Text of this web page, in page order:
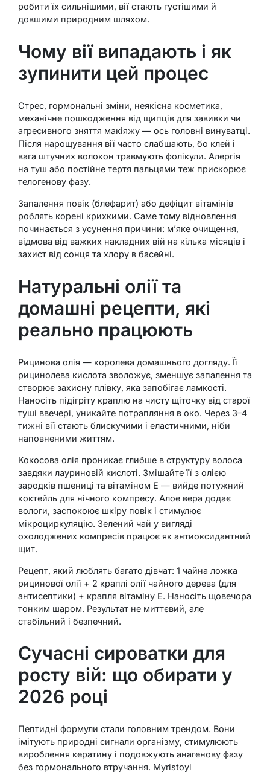
робити їх сильнішими, вії стають густішими й
довшими природним шляхом.
Чому вії випадають і як
зупинити цей процес
Стрес, гормональні зміни, неякісна косметика,
механічне пошкодження від щипців для завивки чи
агресивного зняття макіяжу — ось головні винуватці.
Після нарощування вії часто слабшають, бо клей і
вага штучних волокон травмують фолікули. Алергія
на туш або постійне тертя пальцями теж прискорює
телогенову фазу.
Запалення повік (блефарит) або дефіцит вітамінів
роблять корені крихкими. Саме тому відновлення
починається з усунення причини: м’яке очищення,
відмова від важких накладних вій на кілька місяців і
захист від сонця та хлору в басейні.
Натуральні олії та
домашні рецепти, які
реально працюють
Рицинова олія — королева домашнього догляду. Її
рицинолева кислота зволожує, зменшує запалення та
створює захисну плівку, яка запобігає ламкості.
Наносіть підігріту краплю на чисту щіточку від старої
туші ввечері, уникайте потрапляння в око. Через 3–4
тижні вії стають блискучими і еластичними, ніби
наповненими життям.
Кокосова олія проникає глибше в структуру волоса
завдяки лауриновій кислоті. Змішайте її з олією
зародків пшениці та вітаміном Е — вийде потужний
коктейль для нічного компресу. Алое вера додає
вологи, заспокоює шкіру повік і стимулює
мікроциркуляцію. Зелений чай у вигляді
охолоджених компресів працює як антиоксидантний
щит.
Рецепт, який люблять багато дівчат: 1 чайна ложка
рицинової олії + 2 краплі олії чайного дерева (для
антисептики) + крапля вітаміну Е. Наносіть щовечора
тонким шаром. Результат не миттєвий, але
стабільний і безпечний.
Сучасні сироватки для
росту вій: що обирати у
2026 році
Пептидні формули стали головним трендом. Вони
імітують природні сигнали організму, стимулюють
вироблення кератину і подовжують анагенову фазу
без гормонального втручання. Myristoyl